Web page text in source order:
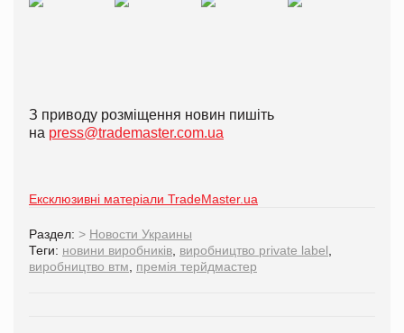
З приводу розміщення новин пишіть
на press@trademaster.com.ua
Ексклюзивні матеріали TradeMaster.ua
Раздел: > Новости Украины
Теги: новини виробників виробництво private label
виробництво втм
премія терйдмастер